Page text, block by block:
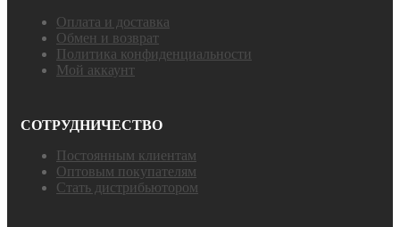
Оплата и доставка
Обмен и возврат
Политика конфиденциальности
Мой аккаунт
СОТРУДНИЧЕСТВО
Постоянным клиентам
Оптовым покупателям
Стать дистрибьютором